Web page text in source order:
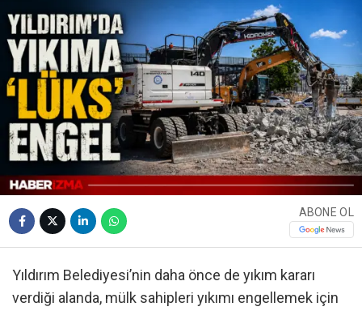
ABONE OL
Yıldırım Belediyesi’nin daha önce de yıkım kararı
verdiği alanda, mülk sahipleri yıkımı engellemek için